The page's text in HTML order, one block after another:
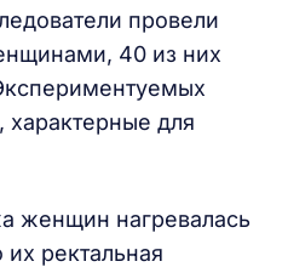
провели
40 из них
для
женщин нагревалась
ректальная